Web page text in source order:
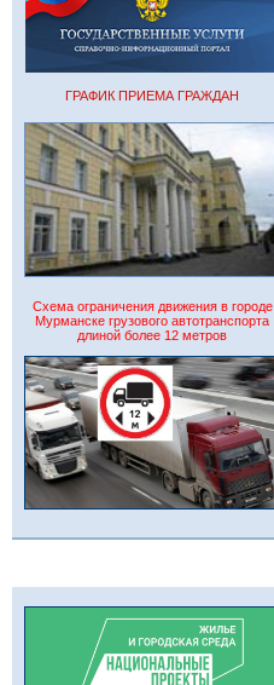
ГРАФИК ПРИЕМА ГРАЖДАН
Схема ограничения движения в городе
Мурманске грузового автотранспорта
длиной более 12 метров